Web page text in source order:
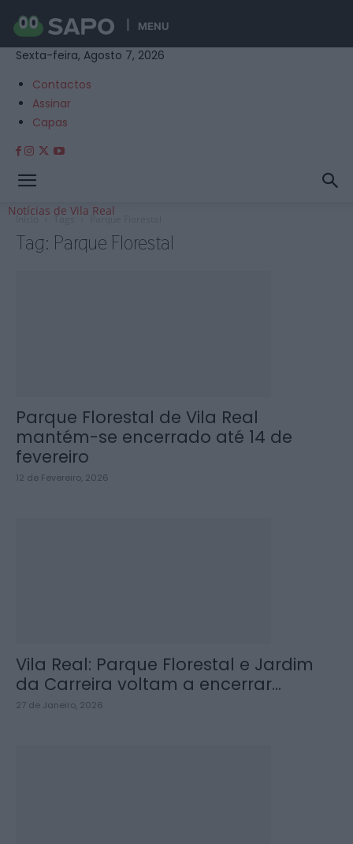
MENU
Sexta-feira, Agosto 7, 2026
Contactos
Assinar
Capas
Notícias de Vila Real
Início Tags Parque Florestal
Tag: Parque Florestal
Parque Florestal de Vila Real
mantém-se encerrado até 14 de
fevereiro
12 de Fevereiro, 2026
Vila Real: Parque Florestal e Jardim
da Carreira voltam a encerrar...
27 de Janeiro, 2026